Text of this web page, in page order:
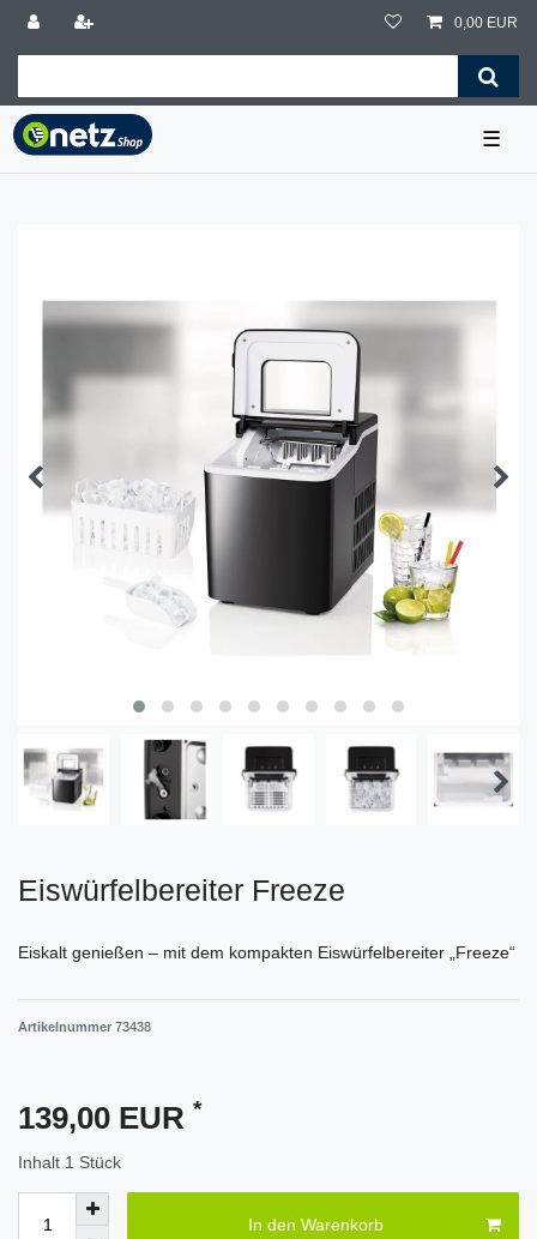
0,00 EUR
☰
Eiswürfelbereiter Freeze
Eiskalt genießen – mit dem kompakten Eiswürfelbereiter „Freeze“
Artikelnummer 73438
139,00 EUR *
Inhalt 1 Stück
In den Warenkorb